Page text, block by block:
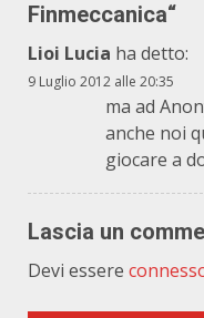
Finmeccanica“
Lioi Lucia ha detto:
9 Luglio 2012 alle 20:35
ma ad
anche noi
giocare a
Lascia un
Devi essere